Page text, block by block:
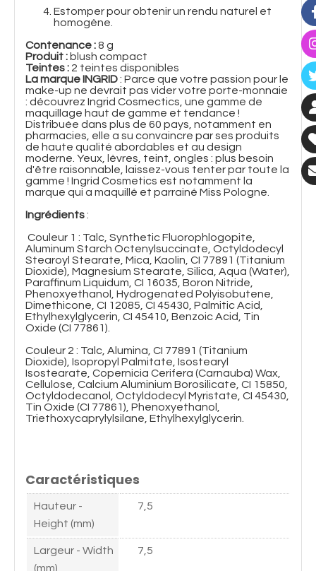
Estomper pour obtenir un rendu naturel et
homogène.
Contenance :8 g
Produit : blush compact
Teintes : 2 teintes disponibles
La marque INGRID: Parce que votre passion pour le
make-up ne devrait pas vider votre porte-monnaie
: découvrez Ingrid Cosmectics, une gamme de
maquillage haut de gamme et tendance !
Distribuée dans plus de 60 pays, notamment en
pharmacies, elle a su convaincre par ses produits
de haute qualité abordables et au design
moderne. Yeux, lèvres, teint, ongles : plus besoin
d'être raisonnable, laissez-vous tenter par toute la
gamme ! Ingrid Cosmetics est notamment la
marque qui a maquillé et parrainé Miss Pologne.
Ingrédients:
Couleur 1 : Talc, Synthetic Fluorophlogopite,
Aluminum Starch Octenylsuccinate, Octyldodecyl
Stearoyl Stearate, Mica, Kaolin, CI 77891 (Titanium
Dioxide), Magnesium Stearate, Silica, Aqua (Water),
Paraffinum Liquidum, CI 16035, Boron Nitride,
Phenoxyethanol, Hydrogenated Polyisobutene,
Dimethicone, CI 12085, CI 45430, Palmitic Acid,
Ethylhexylglycerin, CI 45410, Benzoic Acid, Tin
Oxide (CI 77861).
Couleur 2 : Talc, Alumina, CI 77891 (Titanium
Dioxide), Isopropyl Palmitate, Isostearyl
Isostearate, Copernicia Cerifera (Carnauba) Wax,
Cellulose, Calcium Aluminium Borosilicate, CI 15850,
Octyldodecanol, Octyldodecyl Myristate, CI 45430,
Tin Oxide (CI 77861), Phenoxyethanol,
Triethoxycaprylylsilane, Ethylhexylglycerin.
Caractéristiques
Hauteur -
Height (mm)
7,5
Largeur - Width
(mm)
7,5